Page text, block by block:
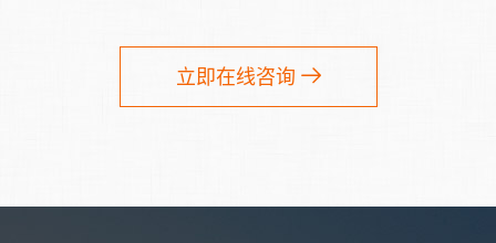
立即在线咨询